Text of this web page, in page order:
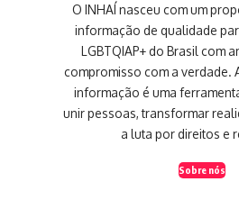
O INHAÍ nasceu com um
informação de qualidade
LGBTQIAP+ do Brasil com
compromisso com a verdade.
informação é uma
unir pessoas, transformar
a luta por direitos e
Sobre nós